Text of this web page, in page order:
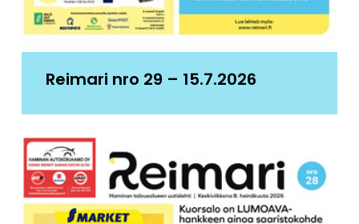
Reimari nro 29 – 15.7.2026